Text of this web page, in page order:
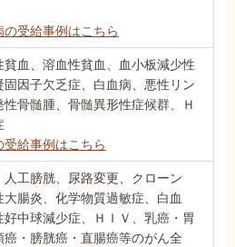
の受給事例はこちら
貧血、溶血性貧血、血小板減少性
固因子欠乏症、白血病、悪性リン
性骨髄腫、骨髄異形性症候群、Ｈ
受給事例はこちら
人工膀胱、尿路変更、クローン
大腸炎、化学物質過敏症、白血
好中球減少症、ＨＩＶ、乳癌・胃
癌・膀胱癌・直腸癌等のがん全